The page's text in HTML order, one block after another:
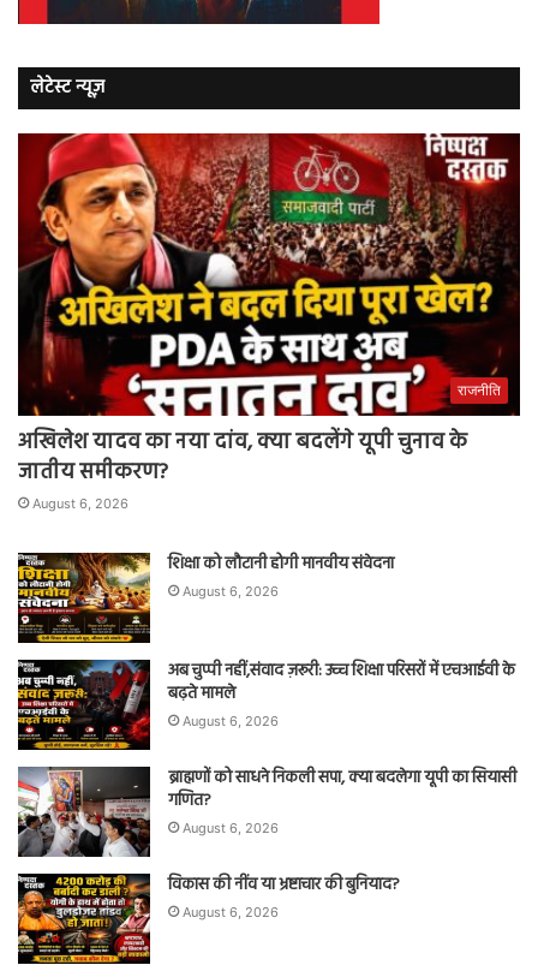
लेटेस्ट न्यूज़
राजनीति
अखिलेश यादव का नया दांव, क्या बदलेंगे यूपी चुनाव के
जातीय समीकरण?
August 6, 2026
शिक्षा को लौटानी होगी मानवीय संवेदना
August 6, 2026
अब चुप्पी नहीं,संवाद ज़रूरी: उच्च शिक्षा परिसरों में एचआईवी के
बढ़ते मामले
August 6, 2026
ब्राह्मणों को साधने निकली सपा, क्या बदलेगा यूपी का सियासी
गणित?
August 6, 2026
विकास की नींव या भ्रष्टाचार की बुनियाद?
August 6, 2026